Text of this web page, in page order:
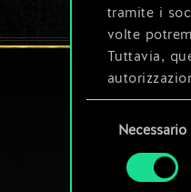
tramite i
volte
Tuttavia,
Tutti i
consenso
Necessario